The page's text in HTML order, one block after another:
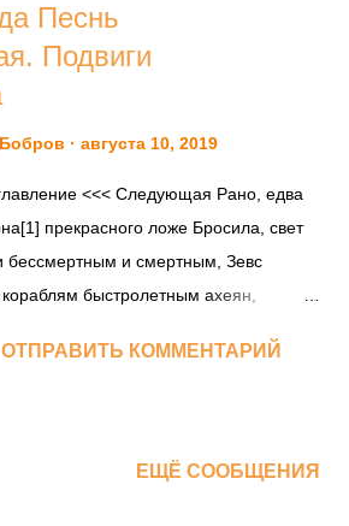
Песнь
Подвиги
августа 10, 2019
<<< Следующая Рано, едва
прекрасного ложе Бросила, свет
бессмертным и смертным, Зевс
быстролетным ахеян,
черный корабль Одиссея,
крики ее обоюдно услышат В стане
их кораблями Стали, надежные оба
ОТПРАВИТЬ КОММЕНТАРИЙ
ЕЩЁ СООБЩЕНИЯ